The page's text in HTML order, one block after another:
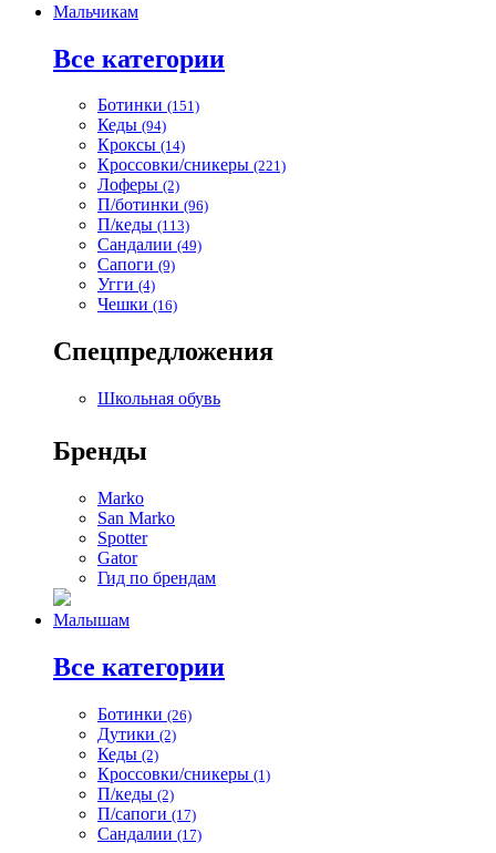
Мальчикам
Все категории
Ботинки (151)
Кеды (94)
Кроксы (14)
Кроссовки/сникеры (221)
Лоферы (2)
П/ботинки (96)
П/кеды (113)
Сандалии (49)
Сапоги (9)
Угги (4)
Чешки (16)
Спецпредложения
Школьная обувь
Бренды
Marko
San Marko
Spotter
Gator
Гид по брендам
Малышам
Все категории
Ботинки (26)
Дутики (2)
Кеды (2)
Кроссовки/сникеры (1)
П/кеды (2)
П/сапоги (17)
Сандалии (17)